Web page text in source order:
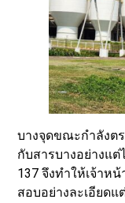
บางจุดขณะกำลังตร
กับสารบางอย่างแ
137 จึงทำให้เจ้าห
สอบอย่างละเอียด